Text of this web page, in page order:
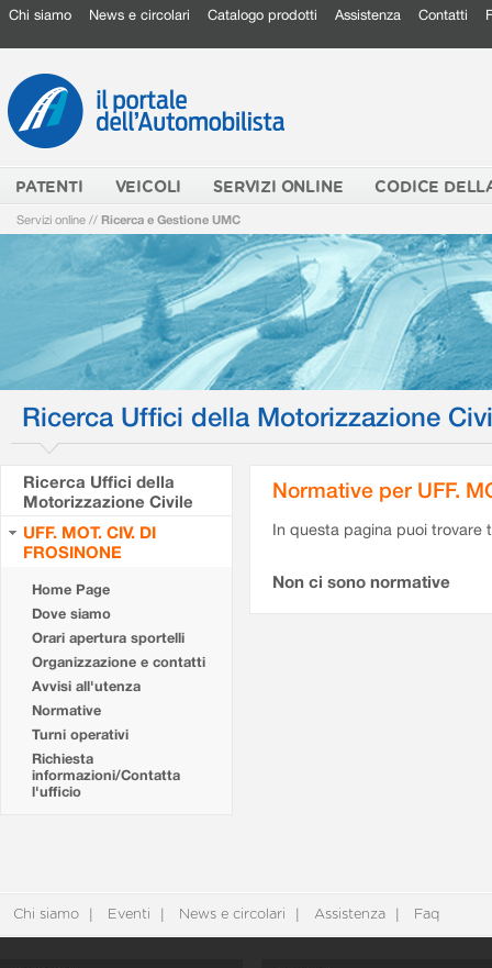
Chi siamo News e circolari Catalogo prodotti Assistenza Contatti
PATENTI VEICOLI SERVIZI ONLINE CODICE
Servizi online // Ricerca e Gestione UMC
Ricerca Uffici della Motorizzazione
Ricerca Uffici della
Motorizzazione Civile
UFF. MOT. CIV. DI
FROSINONE
Home Page
Dove siamo
Orari apertura sportelli
Organizzazione e contatti
Avvisi all'utenza
Normative
Turni operativi
Richiesta
informazioni/Contatta
l'ufficio
Normative per UFF.
In questa pagina puoi
Non ci sono normative
Chi siamo Eventi News e circolari Assistenza Faq